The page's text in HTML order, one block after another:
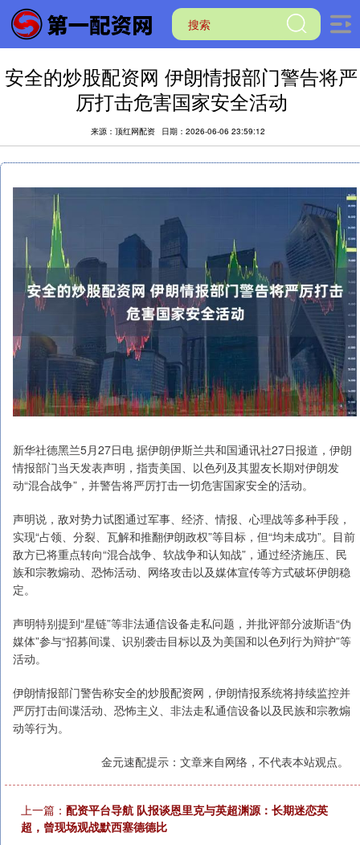
安全的炒股配资网 伊朗情报部门警告将严
厉打击危害国家安全活动
来源：顶红网配资 日期：2026-06-06 23:59:12
新华社德黑兰5月27日电 据伊朗伊斯兰共和国通讯社27日报道，伊朗
情报部门当天发表声明，指责美国、以色列及其盟友长期对伊朗发
动“混合战争”，并警告将严厉打击一切危害国家安全的活动。
声明说，敌对势力试图通过军事、经济、情报、心理战等多种手段，
实现“占领、分裂、瓦解和推翻伊朗政权”等目标，但“均未成功”。目前
敌方已将重点转向“混合战争、软战争和认知战”，通过经济施压、民
族和宗教煽动、恐怖活动、网络攻击以及媒体宣传等方式破坏伊朗稳
定。
声明特别提到“星链”等非法通信设备走私问题，并批评部分波斯语“伪
媒体”参与“招募间谍、识别袭击目标以及为美国和以色列行为辩护”等
活动。
伊朗情报部门警告称安全的炒股配资网，伊朗情报系统将持续监控并
严厉打击间谍活动、恐怖主义、非法走私通信设备以及民族和宗教煽
动等行为。
金元速配提示：文章来自网络，不代表本站观点。
上一篇： 配资平台导航 队报谈恩里克与英超渊源：长期迷恋英
超，曾现场观战默西塞德德比